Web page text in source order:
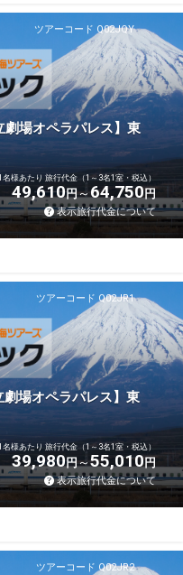
ツアーコード Q02JQY
劇場オペラパレス】東
名様あたり 旅行代金（1～3名1室・税込）
49,610円 64,750円
表示旅行代金について
ツアーコード Q02JR1
劇場オペラパレス】東
名様あたり 旅行代金（1～3名1室・税込）
39,980円 55,010円
表示旅行代金について
ツアーコード Q02JR2